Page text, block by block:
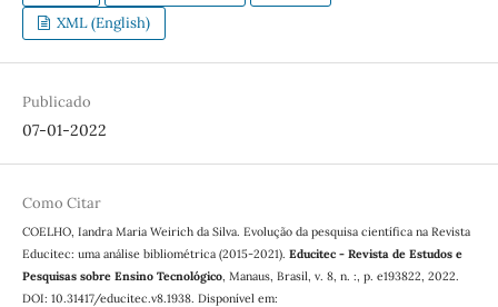
XML (English)
Publicado
07-01-2022
Como Citar
COELHO, Iandra Maria Weirich da Silva. Evolução da pesquisa científica na Revista
Educitec: uma análise bibliométrica (2015-2021). Educitec - Revista de Estudos e
Pesquisas sobre Ensino Tecnológico, Manaus, Brasil, v. 8, n. :, p. e193822, 2022.
DOI: 10.31417/educitec.v8.1938. Disponível em: